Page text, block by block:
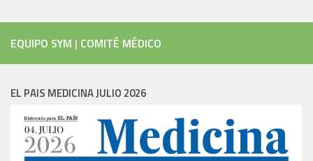
EQUIPO SYM | COMITÉ MÉDICO
EL PAIS MEDICINA JULIO 2026